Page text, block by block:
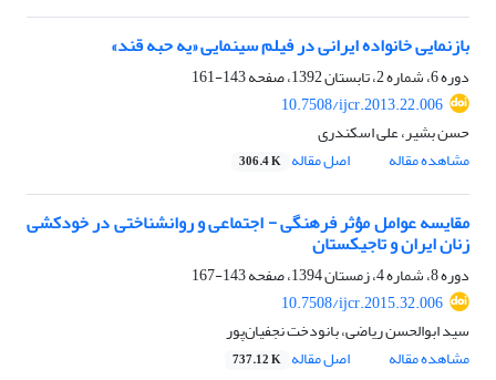
بازنمایی خانواده ایرانی در فیلم سینمایی «یه حبه قند»
دوره 6، شماره 2، تابستان 1392، صفحه
143-161
10.7508/ijcr.2013.22.006
حسن بشیر، علی اسکندری
مشاهده مقاله
اصل مقاله 306.4 K
مقایسه عوامل مؤثر فرهنگی - اجتماعی و روانشناختی در خودکشی
زنان ایران و تاجیکستان
دوره 8، شماره 4، زمستان 1394، صفحه
143-167
10.7508/ijcr.2015.32.006
سید ابوالحسن ریاضی، بانودخت نجفیان‌پور
مشاهده مقاله
اصل مقاله 737.12 K